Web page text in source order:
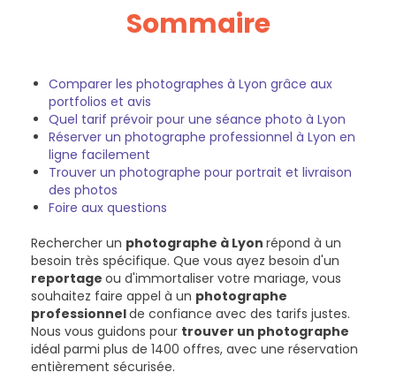
Sommaire
Comparer les photographes à Lyon grâce aux
portfolios et avis
Quel tarif prévoir pour une séance photo à Lyon
Réserver un photographe professionnel à Lyon en
ligne facilement
Trouver un photographe pour portrait et livraison
des photos
Foire aux questions
Rechercher un photographe à Lyon répond à un
besoin très spécifique. Que vous ayez besoin d'un
reportage ou d'immortaliser votre mariage, vous
souhaitez faire appel à un photographe
professionnelde confiance avec des tarifs justes.
Nous vous guidons pour trouver un photographe
idéal parmi plus de 1400 offres, avec une réservation
entièrement sécurisée.